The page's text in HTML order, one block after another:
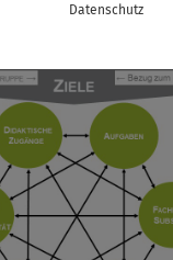
Datenschutz